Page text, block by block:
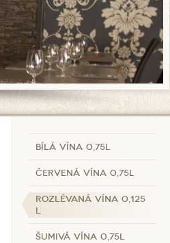
Bílá vína 0,75l
Červená vína 0,75l
Rozlévaná vína 0,125
l
Šumivá vína 0,75l